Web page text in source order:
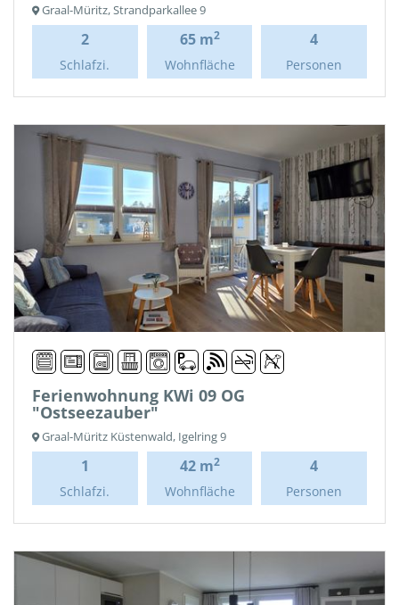
Graal-Müritz, Strandparkallee 9
2
Schlafzi.
65 m2
Wohnfläche
4
Personen
Ferienwohnung KWi 09 OG
"Ostseezauber"
Graal-Müritz Küstenwald, Igelring 9
1
Schlafzi.
42 m2
Wohnfläche
4
Personen